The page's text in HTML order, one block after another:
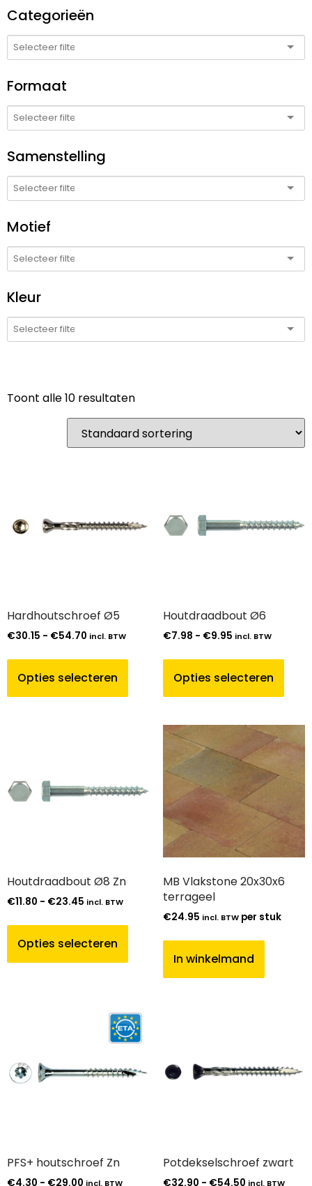
Categorieën
Formaat
Samenstelling
Motief
Kleur
Toont alle 10 resultaten
Hardhoutschroef Ø5
€30.15 - €54.70 incl. BTW
Opties selecteren
Houtdraadbout Ø6
€7.98 - €9.95 incl. BTW
Opties selecteren
Houtdraadbout Ø8 Zn
€11.80 - €23.45 incl. BTW
Opties selecteren
MB Vlakstone 20x30x6
terrageel
€24.95 incl. BTW per stuk
In winkelmand
PFS+ houtschroef Zn
€4.30 - €29.00 incl. BTW
Potdekselschroef zwart
€32.90 - €54.50 incl. BTW